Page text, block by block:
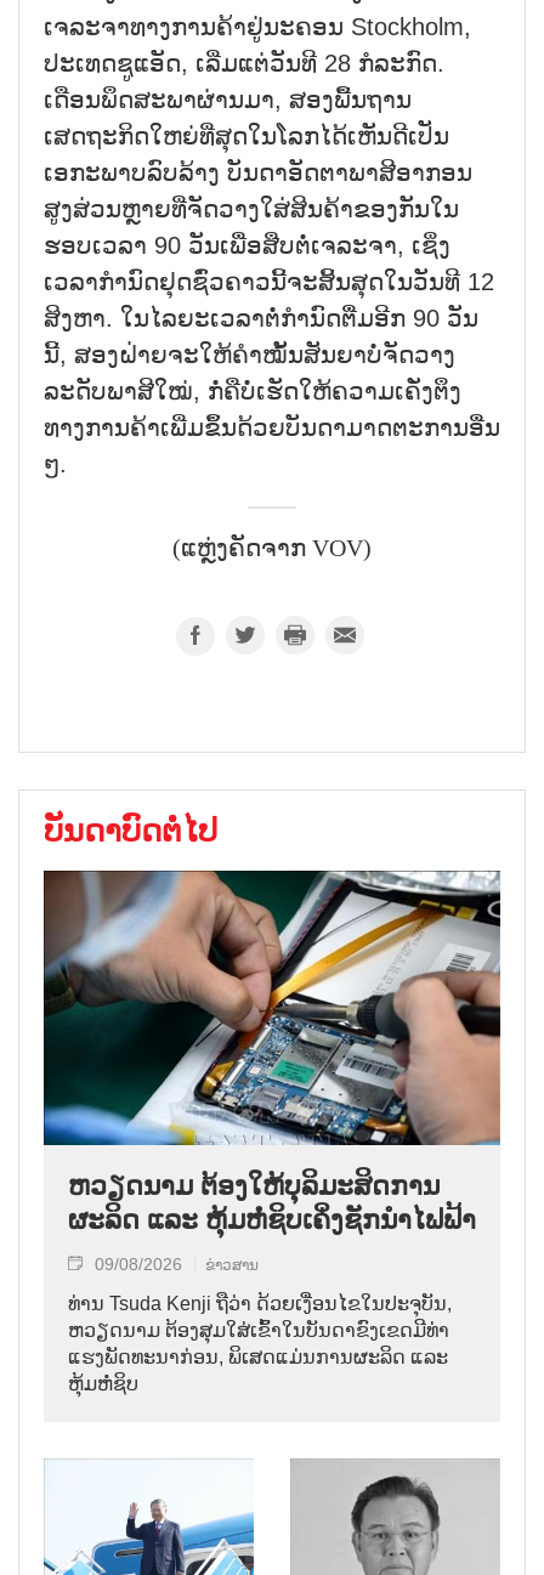
ເຈລະຈາທາງການຄ້າຢູ່ນະຄອນ Stockholm,
ປະເທດຊູແອັດ, ເລີ່ມແຕ່ວັນທີ 28 ກໍລະກົດ.
ເດືອນພຶດສະພາຜ່ານມາ, ສອງພື້ນຖານ
ເສດຖະກິດໃຫຍ່ທີ່ສຸດໃນໂລກໄດ້ເຫັນດີເປັນ
ເອກະພາບລົບລ້າງ ບັນດາອັດຕາພາສີອາກອນ
ສູງສ່ວນຫຼາຍທີ່ຈັດວາງໃສ່ສິນຄ້າຂອງກັນໃນ
ຮອບເວລາ 90 ວັນເພື່ອສືບຕໍ່ເຈລະຈາ, ເຊິ່ງ
ເວລາກຳນົດຢຸດຊົ່ວຄາວນີ້ຈະສິ້ນສຸດໃນວັນທີ 12
ສິງຫາ. ໃນໄລຍະເວລາຕໍ່ກຳນົດຕື່ມອີກ 90 ວັນ
ນີ້, ສອງຝ່າຍຈະໃຫ້ຄຳໝັ້ນສັນຍາບໍ່ຈັດວາງ
ລະດັບພາສີໃໝ່, ກໍ່ຄືບໍ່ເຮັດໃຫ້ຄວາມເຄັ່ງຕຶງ
ທາງການຄ້າເພີ່ມຂຶ້ນດ້ວຍບັນດາມາດຕະການອື່ນ
ໆ.
(ແຫຼ່ງຄັດຈາກ VOV)
ບັນດາບົດຕໍ່ໄປ
ຫວຽດນາມ ຕ້ອງໃຫ້ບຸລິມະສິດການ
ຜະລິດ ແລະ ຫຸ້ມຫໍ່ຊິບເຄິ່ງຊັກນຳໄຟຟ້າ
09/08/2026 ຂ່າວສານ
ທ່ານ Tsuda Kenji ຖືວ່າ ດ້ວຍເງື່ອນໄຂໃນປະຈຸບັນ,
ຫວຽດນາມ ຕ້ອງສຸມໃສ່ເຂົ້າໃນບັນດາຂົງເຂດມີທ່າ
ແຮງພັດທະນາກ່ອນ, ພິເສດແມ່ນການຜະລິດ ແລະ
ຫຸ້ມຫໍ່ຊິບ